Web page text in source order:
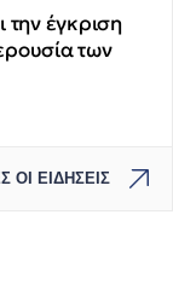
την έγκριση
των
ΟΙ ΕΙΔΗΣΕΙΣ